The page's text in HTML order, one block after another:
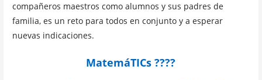
compañeros maestros como alumnos y sus padres de
familia, es un reto para todos en conjunto y a esperar
nuevas indicaciones.
MatemáTICs ????